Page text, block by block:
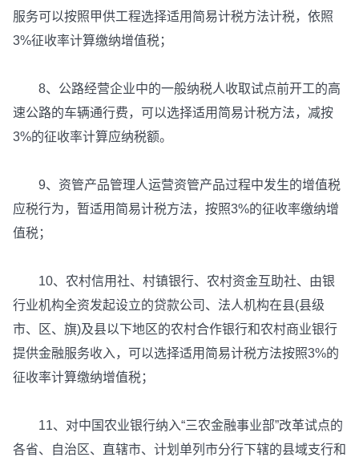
服务可以按照甲供工程选择适用简易计税方法计税，依照
3%征收率计算缴纳增值税；
8、公路经营企业中的一般纳税人收取试点前开工的高
速公路的车辆通行费，可以选择适用简易计税方法，减按
3%的征收率计算应纳税额。
9、资管产品管理人运营资管产品过程中发生的增值税
应税行为，暂适用简易计税方法，按照3%的征收率缴纳增
值税；
10、农村信用社、村镇银行、农村资金互助社、由银
行业机构全资发起设立的贷款公司、法人机构在县(县级
市、区、旗)及县以下地区的农村合作银行和农村商业银行
提供金融服务收入，可以选择适用简易计税方法按照3%的
征收率计算缴纳增值税；
11、对中国农业银行纳入“三农金融事业部”改革试点的
各省、自治区、直辖市、计划单列市分行下辖的县域支行和